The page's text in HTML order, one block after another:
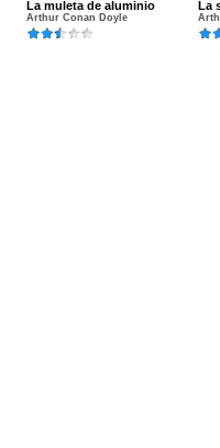
La muleta de aluminio
Arthur Conan Doyle
La